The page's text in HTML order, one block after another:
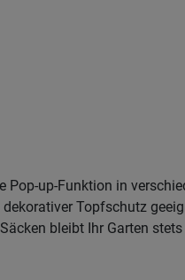
up-Funktion in
Topfschutz
bleibt Ihr Garten